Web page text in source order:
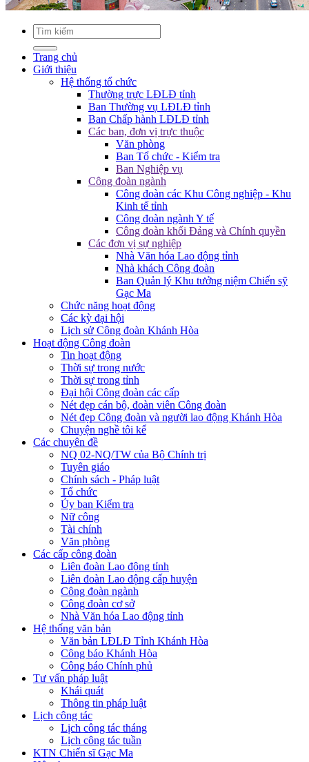
Trang chủ
Giới thiệu
Hệ thống tổ chức
Thường trực LĐLĐ tỉnh
Ban Thường vụ LĐLĐ tỉnh
Ban Chấp hành LĐLĐ tỉnh
Các ban, đơn vị trực thuộc
Văn phòng
Ban Tổ chức - Kiểm tra
Ban Nghiệp vụ
Công đoàn ngành
Công đoàn các Khu Công nghiệp - Khu
Kinh tế tỉnh
Công đoàn ngành Y tế
Công đoàn khối Đảng và Chính quyền
Các đơn vị sự nghiệp
Nhà Văn hóa Lao động tỉnh
Nhà khách Công đoàn
Ban Quản lý Khu tưởng niệm Chiến sỹ
Gạc Ma
Chức năng hoạt động
Các kỳ đại hội
Lịch sử Công đoàn Khánh Hòa
Hoạt động Công đoàn
Tin hoạt động
Thời sự trong nước
Thời sự trong tỉnh
Đại hội Công đoàn các cấp
Nét đẹp cán bộ, đoàn viên Công đoàn
Nét đẹp Công đoàn và người lao động Khánh Hòa
Chuyện nghề tôi kể
Các chuyên đề
NQ 02-NQ/TW của Bộ Chính trị
Tuyên giáo
Chính sách - Pháp luật
Tổ chức
Ủy ban Kiểm tra
Nữ công
Tài chính
Văn phòng
Các cấp công đoàn
Liên đoàn Lao động tỉnh
Liên đoàn Lao động cấp huyện
Công đoàn ngành
Công đoàn cơ sở
Nhà Văn hóa Lao động tỉnh
Hệ thống văn bản
Văn bản LĐLĐ Tỉnh Khánh Hòa
Công báo Khánh Hòa
Công báo Chính phủ
Tư vấn pháp luật
Khái quát
Thông tin pháp luật
Lịch công tác
Lịch công tác tháng
Lịch công tác tuần
KTN Chiến sĩ Gạc Ma